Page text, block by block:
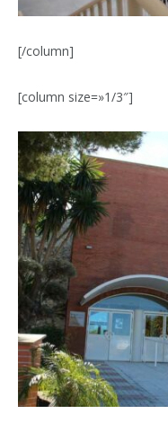
[/column]
[column size=»1/3″]